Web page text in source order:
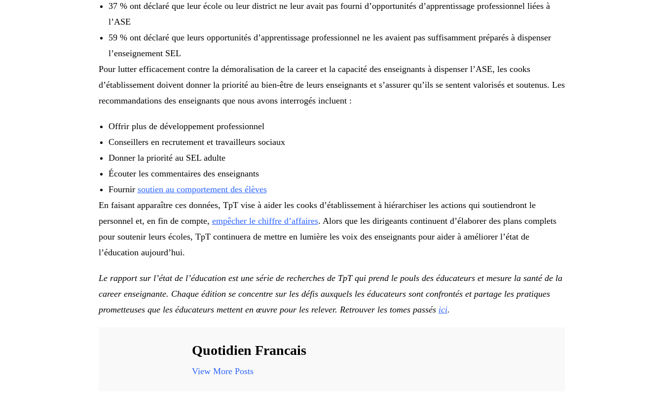
37 % ont déclaré que leur école ou leur district ne leur avait pas fourni d’opportunités d’apprentissage professionnel liées à
l’ASE
59 % ont déclaré que leurs opportunités d’apprentissage professionnel ne les avaient pas suffisamment préparés à dispenser
l’enseignement SEL
Pour lutter efficacement contre la démoralisation de la career et la capacité des enseignants à dispenser l’ASE, les cooks
d’établissement doivent donner la priorité au bien-être de leurs enseignants et s’assurer qu’ils se sentent valorisés et soutenus. Les
recommandations des enseignants que nous avons interrogés incluent :
Offrir plus de développement professionnel
Conseillers en recrutement et travailleurs sociaux
Donner la priorité au SEL adulte
Écouter les commentaires des enseignants
Fournir soutien au comportement des élèves
En faisant apparaître ces données, TpT vise à aider les cooks d’établissement à hiérarchiser les actions qui soutiendront le
personnel et, en fin de compte, empêcher le chiffre d’affaires. Alors que les dirigeants continuent d’élaborer des plans complets
pour soutenir leurs écoles, TpT continuera de mettre en lumière les voix des enseignants pour aider à améliorer l’état de
l’éducation aujourd’hui.
Le rapport sur l’état de l’éducation est une série de recherches de TpT ​​qui prend le pouls des éducateurs et mesure la santé de la
career enseignante. Chaque édition se concentre sur les défis auxquels les éducateurs sont confrontés et partage les pratiques
prometteuses que les éducateurs mettent en œuvre pour les relever. Retrouver les tomes passés ici.
Quotidien Francais
View More Posts